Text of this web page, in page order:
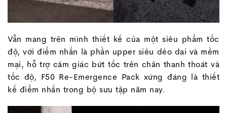
Vẫn mang trên mình thiết kế của một siêu phẩm tốc
độ, với điểm nhấn là phần upper siêu dẻo dai và mềm
mại, hỗ trợ cảm giác bứt tốc trên chân thanh thoát và
tốc độ, F50 Re-Emergence Pack xứng đáng là thiết
kế điểm nhấn trong bộ sưu tập năm nay.